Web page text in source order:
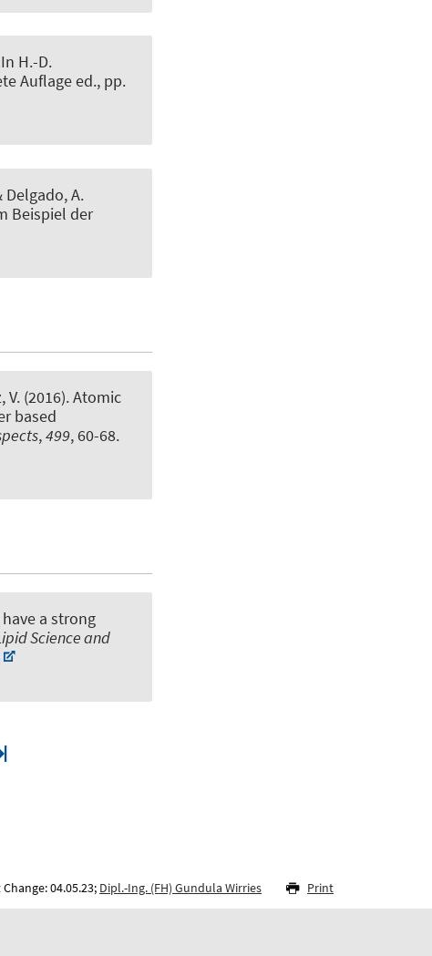
H.-D.
Auflage ed., pp.
Delgado, A.
Beispiel der
V. (2016).Atomic
based
,499, 60-68.
a strong
Science and
Change: 04.05.23; Dipl.-Ing. (FH) Gundula Wirries Print